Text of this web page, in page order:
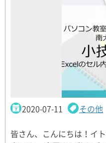
2020-07-11 その他
皆さん、こんにちは！イ